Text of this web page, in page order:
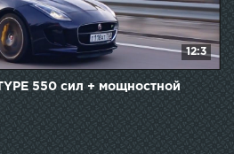
12:3
550 сил + мощностной